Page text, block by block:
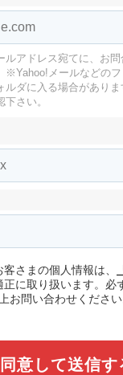
アドレス宛てに、お
※Yahoo!メールなどの
ダに入る場合がありま
さい。
さまの個人情報は、
正に取り扱います。必
お問い合わせください
同意して送信す